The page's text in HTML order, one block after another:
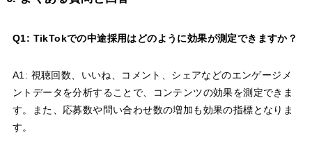
Q1: TikTokでの中途採用はどのように効果が測定できますか？
A1: 視聴回数、いいね、コメント、シェアなどのエンゲージメ
ントデータを分析することで、コンテンツの効果を測定できま
す。また、応募数や問い合わせ数の増加も効果の指標となりま
す。